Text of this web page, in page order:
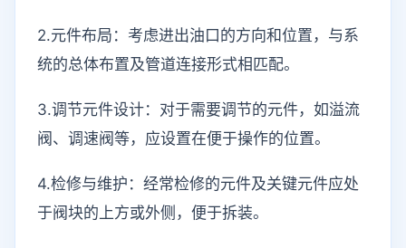
2.元件布局：考虑进出油口的方向和位置，与系
统的总体布置及管道连接形式相匹配。
3.调节元件设计：对于需要调节的元件，如溢流
阀、调速阀等，应设置在便于操作的位置。
4.检修与维护：经常检修的元件及关键元件应处
于阀块的上方或外侧，便于拆装。